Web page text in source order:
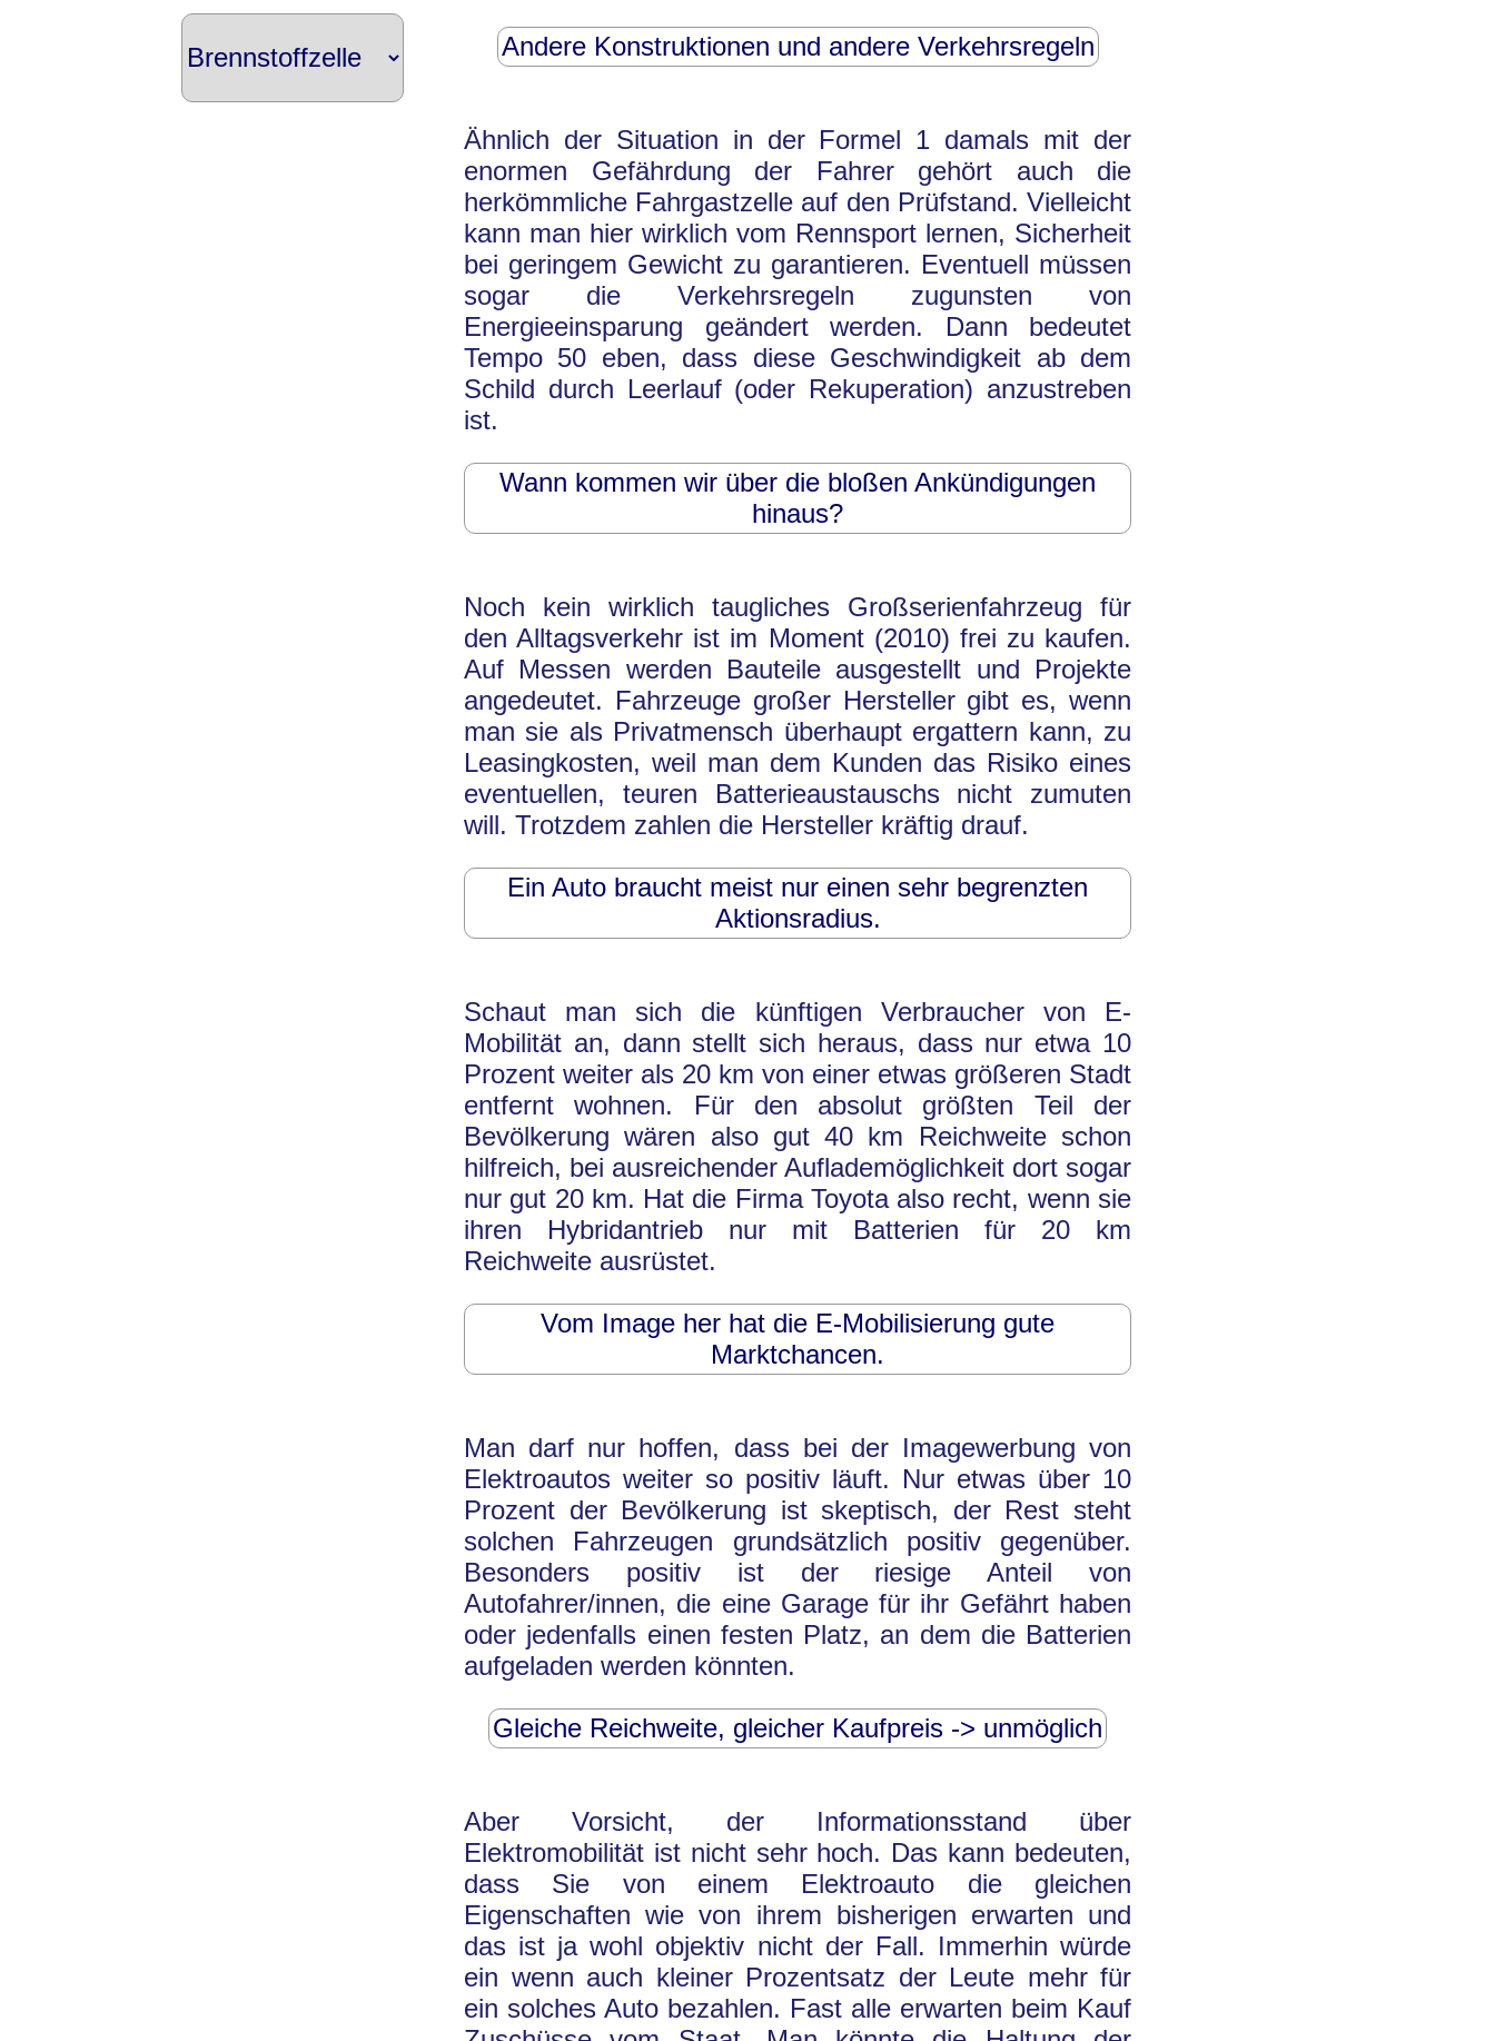
Andere Konstruktionen und andere Verkehrsregeln
Ähnlich der Situation in der Formel 1 damals mit der
enormen Gefährdung der Fahrer gehört auch die
herkömmliche Fahrgastzelle auf den Prüfstand. Vielleicht
kann man hier wirklich vom Rennsport lernen, Sicherheit
bei geringem Gewicht zu garantieren. Eventuell müssen
sogar die Verkehrsregeln zugunsten von
Energieeinsparung geändert werden. Dann bedeutet
Tempo 50 eben, dass diese Geschwindigkeit ab dem
Schild durch Leerlauf (oder Rekuperation) anzustreben
ist.
Wann kommen wir über die bloßen Ankündigungen
hinaus?
Noch kein wirklich taugliches Großserienfahrzeug für
den Alltagsverkehr ist im Moment (2010) frei zu kaufen.
Auf Messen werden Bauteile ausgestellt und Projekte
angedeutet. Fahrzeuge großer Hersteller gibt es, wenn
man sie als Privatmensch überhaupt ergattern kann, zu
Leasingkosten, weil man dem Kunden das Risiko eines
eventuellen, teuren Batterieaustauschs nicht zumuten
will. Trotzdem zahlen die Hersteller kräftig drauf.
Ein Auto braucht meist nur einen sehr begrenzten
Aktionsradius.
Schaut man sich die künftigen Verbraucher von E-
Mobilität an, dann stellt sich heraus, dass nur etwa 10
Prozent weiter als 20 km von einer etwas größeren Stadt
entfernt wohnen. Für den absolut größten Teil der
Bevölkerung wären also gut 40 km Reichweite schon
hilfreich, bei ausreichender Auflademöglichkeit dort sogar
nur gut 20 km. Hat die Firma Toyota also recht, wenn sie
ihren Hybridantrieb nur mit Batterien für 20 km
Reichweite ausrüstet.
Vom Image her hat die E-Mobilisierung gute
Marktchancen.
Man darf nur hoffen, dass bei der Imagewerbung von
Elektroautos weiter so positiv läuft. Nur etwas über 10
Prozent der Bevölkerung ist skeptisch, der Rest steht
solchen Fahrzeugen grundsätzlich positiv gegenüber.
Besonders positiv ist der riesige Anteil von
Autofahrer/innen, die eine Garage für ihr Gefährt haben
oder jedenfalls einen festen Platz, an dem die Batterien
aufgeladen werden könnten.
Gleiche Reichweite, gleicher Kaufpreis -> unmöglich
Aber Vorsicht, der Informationsstand über
Elektromobilität ist nicht sehr hoch. Das kann bedeuten,
dass Sie von einem Elektroauto die gleichen
Eigenschaften wie von ihrem bisherigen erwarten und
das ist ja wohl objektiv nicht der Fall. Immerhin würde
ein wenn auch kleiner Prozentsatz der Leute mehr für
ein solches Auto bezahlen. Fast alle erwarten beim Kauf